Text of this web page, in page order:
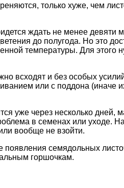
только хуже, чем
ждать не менее девяти
до полугода. Но это
температуры. Для этого
всходят и без особых
или с поддона (иначе
уже через несколько дней,
в семенах или уходе.
вообще не взойти.
семядольных
горшочкам.